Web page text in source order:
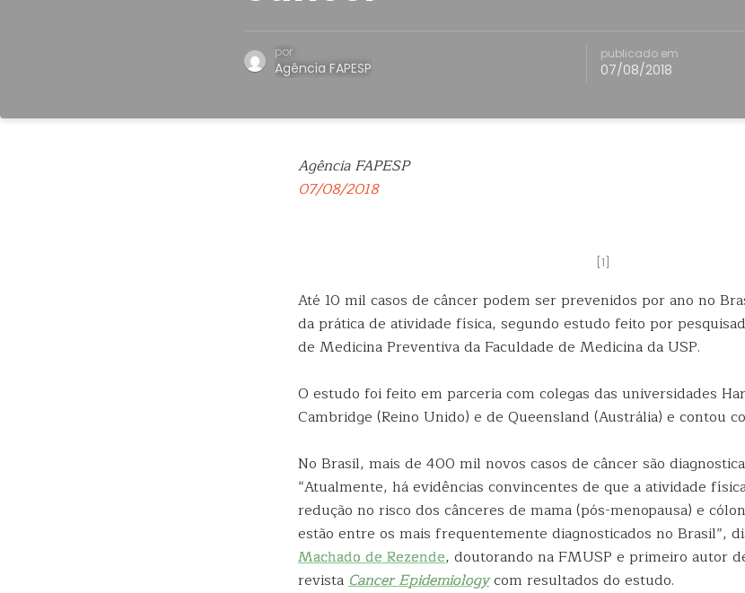
por
Agência FAPESP
publicado em
07/08/2018
Agência FAPESP
07/08/2018
[1]
Até 10 mil casos de câncer podem ser prevenidos por ano no
da prática de atividade física, segundo estudo feito por
de Medicina Preventiva da Faculdade de Medicina da USP.
O estudo foi feito em parceria com colegas das universidades
Cambridge (Reino Unido) e de Queensland (Austrália) e contou
No Brasil, mais de 400 mil novos casos de câncer são
“Atualmente, há evidências convincentes de que a atividade
redução no risco dos cânceres de mama (pós-menopausa) e
estão entre os mais frequentemente diagnosticados no Brasil”,
Machado de Rezende, doutorando na FMUSP e primeiro autor
revistaCancer Epidemiologycom resultados do estudo.